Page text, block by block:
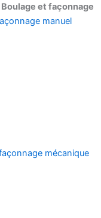
et façonnage
manuel
mécanique